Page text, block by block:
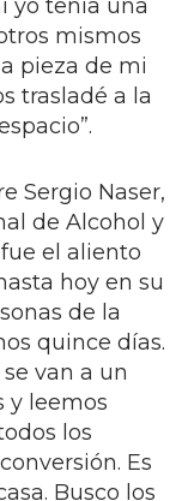
yo tenía una
mismos
pieza de mi
trasladé a la
Sergio Naser,
de Alcohol y
el aliento
hoy en su
de la
quince días.
van a un
y leemos
los
Es
Busco los